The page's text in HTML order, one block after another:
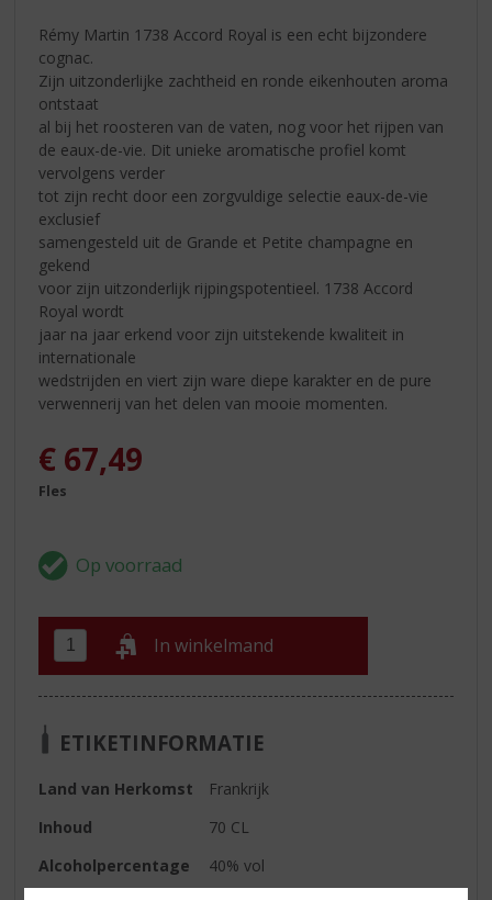
Rémy Martin 1738 Accord Royal is een echt bijzondere
cognac.
Zijn uitzonderlijke zachtheid en ronde eikenhouten aroma
ontstaat
al bij het roosteren van de vaten, nog voor het rijpen van
de eaux-de-vie. Dit unieke aromatische profiel komt
vervolgens verder
tot zijn recht door een zorgvuldige selectie eaux-de-vie
exclusief
samengesteld uit de Grande et Petite champagne en
gekend
voor zijn uitzonderlijk rijpingspotentieel. 1738 Accord
Royal wordt
jaar na jaar erkend voor zijn uitstekende kwaliteit in
internationale
wedstrijden en viert zijn ware diepe karakter en de pure
verwennerij van het delen van mooie momenten.
€ 67,49
Fles
In winkelmand
ETIKETINFORMATIE
Land van Herkomst
Frankrijk
Inhoud
70 CL
Alcoholpercentage
40% vol